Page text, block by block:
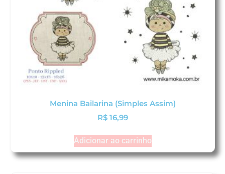
Menina Bailarina (Simples Assim)
R$16,99
Adicionar ao carrinho